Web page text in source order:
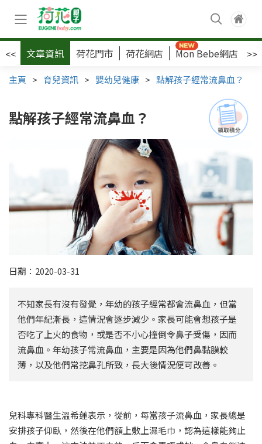
<< 文章資訊 荷花門市 荷花網店 Mon Bebe網店 >>
主頁 > 育兒資訊 > 嬰幼兒健康 > 點解孩子經常流鼻血？
點解孩子經常流鼻血？
日期：2020-03-31
不知家長有沒有發覺，年幼的孩子經常都會流鼻血，但當
他們年紀漸長，這情況會逐步減少。家長可能會想孩子是
否吃了上火的食物，或是否不小心撞倒令鼻子受傷，因而
流鼻血。年幼孩子常流鼻血，主要是因為他們鼻黏膜較
薄，以及他們常挖鼻孔所致，長大後情況便可改善。
兒科專科醫生溫希蓮表示，從前，每當孩子流鼻血，家長總是
安排孩子仰臥，然後在他們額上敷上濕毛巾，認為這樣能夠止